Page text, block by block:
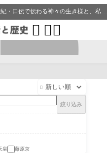
日本神話・日本の歴史、古事記・日本書紀・口伝で伝わる神々の生き様と、私たちの分野・生活、開運、神社との繋がり
 

絞り込み
皇 藤原京